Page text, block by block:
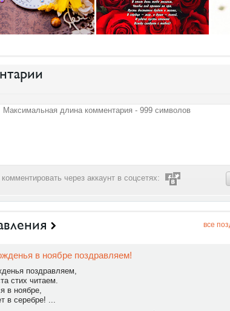
через аккаунт в соцсетях:
все
в ноябре поздравляем!
поздравляем,
стих читаем.
в ноябре,
в серебре! ...